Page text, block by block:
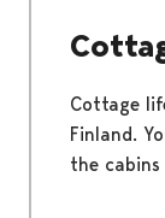
Cottage
Finland.
the cabins